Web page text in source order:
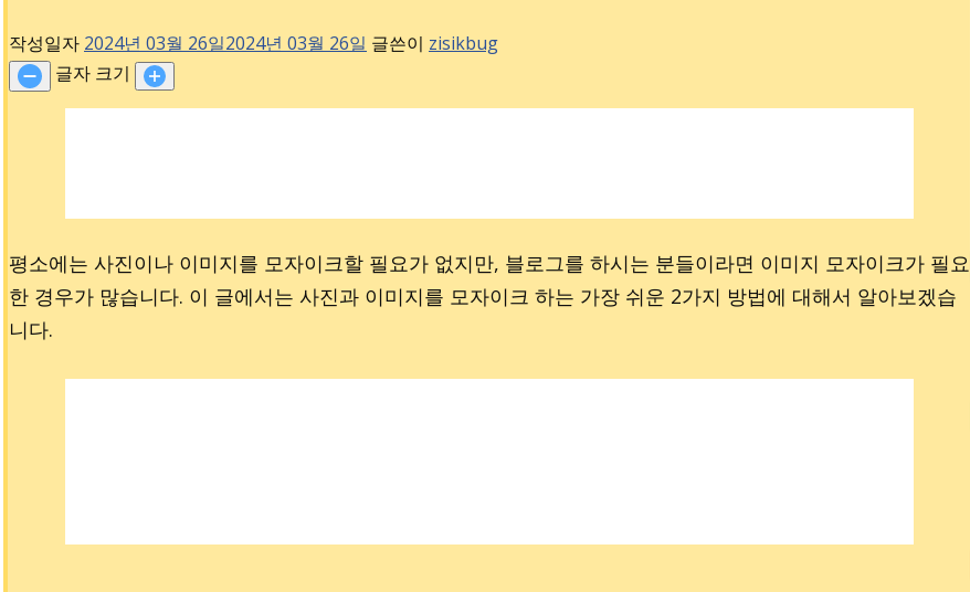
작성일자 2024년 03월 26일2024년 03월 26일 글쓴이 zisikbug
글자 크기
평소에는 사진이나 이미지를 모자이크할 필요가 없지만, 블로그를 하시는 분들이라면 이미지 모자이크가 필요
한 경우가 많습니다. 이 글에서는 사진과 이미지를 모자이크 하는 가장 쉬운 2가지 방법에 대해서 알아보겠습
니다.